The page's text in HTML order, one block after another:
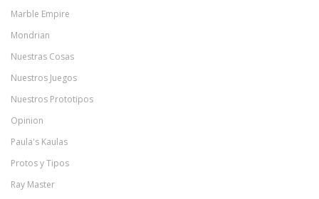
Marble Empire
Mondrian
Nuestras Cosas
Nuestros Juegos
Nuestros Prototipos
Opinion
Paula's Kaulas
Protos y Tipos
Ray Master